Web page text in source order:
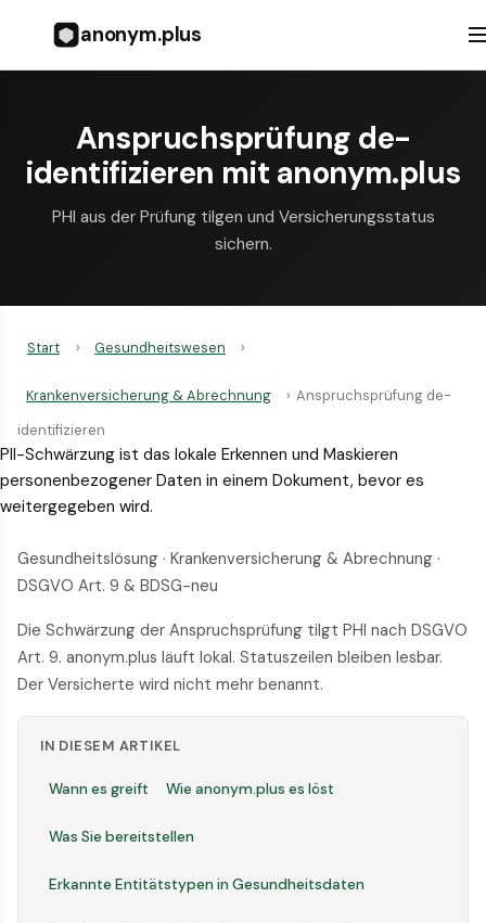
anonym.plus
Anspruchsprüfung de-
identifizieren mit anonym.plus
PHI aus der Prüfung tilgen und Versicherungsstatus
sichern.
Start › Gesundheitswesen ›
Krankenversicherung & Abrechnung › Anspruchsprüfung de-
identifizieren
PII-Schwärzung ist das lokale Erkennen und Maskieren
personenbezogener Daten in einem Dokument, bevor es
weitergegeben wird.
Gesundheitslösung · Krankenversicherung & Abrechnung ·
DSGVO Art. 9 & BDSG-neu
Die Schwärzung der Anspruchsprüfung tilgt PHI nach DSGVO
Art. 9. anonym.plus läuft lokal. Statuszeilen bleiben lesbar.
Der Versicherte wird nicht mehr benannt.
IN DIESEM ARTIKEL
Wann es greift Wie anonym.plus es löst
Was Sie bereitstellen
Erkannte Entitätstypen in Gesundheitsdaten